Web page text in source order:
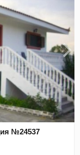
№24537